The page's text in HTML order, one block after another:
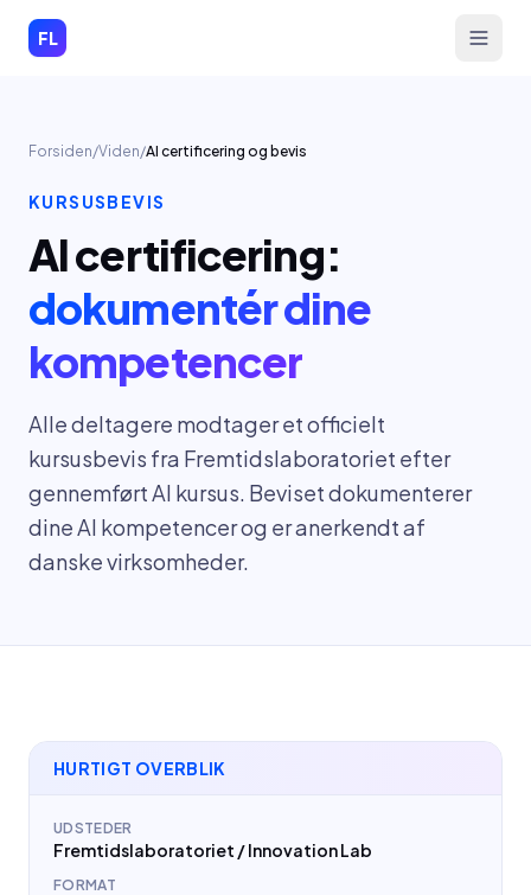
Spring til indhold
FL
Forsiden/Viden/AI certificering og bevis
KURSUSBEVIS
AI certificering:
dokumentér dine
kompetencer
Alle deltagere modtager et officielt
kursusbevis fra Fremtidslaboratoriet efter
gennemført AI kursus. Beviset dokumenterer
dine AI kompetencer og er anerkendt af
danske virksomheder.
HURTIGT OVERBLIK
UDSTEDER
Fremtidslaboratoriet / Innovation Lab
FORMAT